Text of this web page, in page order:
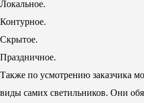
Локальное.
Контурное.
Скрытое.
Праздничное.
Также по усмотрению заказчика
виды самих светильников. Они